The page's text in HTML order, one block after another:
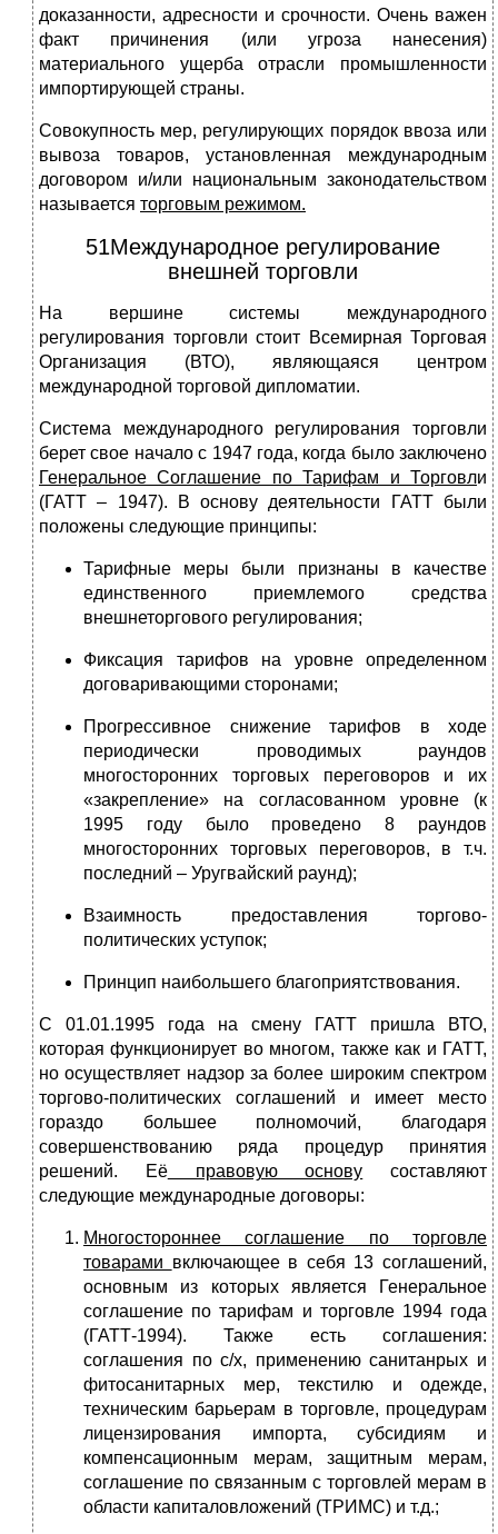
доказанности, адресности и срочности. Очень важен
факт причинения (или угроза нанесения)
материального ущерба отрасли промышленности
импортирующей страны.
Совокупность мер, регулирующих порядок ввоза или
вывоза товаров, установленная международным
договором и/или национальным законодательством
называется торговым режимом.
51Международное регулирование
внешней торговли
На вершине системы международного
регулирования торговли стоит Всемирная Торговая
Организация (ВТО), являющаяся центром
международной торговой дипломатии.
Система международного регулирования торговли
берет свое начало с 1947 года, когда было заключено
Генеральное Соглашение по Тарифам и Торговли
(ГАТТ – 1947). В основу деятельности ГАТТ были
положены следующие принципы:
Тарифные меры были признаны в качестве
единственного приемлемого средства
внешнеторгового регулирования;
Фиксация тарифов на уровне определенном
договаривающими сторонами;
Прогрессивное снижение тарифов в ходе
периодически проводимых раундов
многосторонних торговых переговоров и их
«закрепление» на согласованном уровне (к
1995 году было проведено 8 раундов
многосторонних торговых переговоров, в т.ч.
последний – Уругвайский раунд);
Взаимность предоставления торгово-
политических уступок;
Принцип наибольшего благоприятствования.
С 01.01.1995 года на смену ГАТТ пришла ВТО,
которая функционирует во многом, также как и ГАТТ,
но осуществляет надзор за более широким спектром
торгово-политических соглашений и имеет место
гораздо большее полномочий, благодаря
совершенствованию ряда процедур принятия
решений. Еёправовую основу составляют
следующие международные договоры:
Многостороннее соглашение по торговле
товарами включающее в себя 13 соглашений,
основным из которых является Генеральное
соглашение по тарифам и торговле 1994 года
(ГАТТ-1994). Также есть соглашения:
соглашения по с/х, применению санитанрых и
фитосанитарных мер, текстилю и одежде,
техническим барьерам в торговле, процедурам
лицензирования импорта, субсидиям и
компенсационным мерам, защитным мерам,
соглашение по связанным с торговлей мерам в
области капиталовложений (ТРИМС) и т.д.;